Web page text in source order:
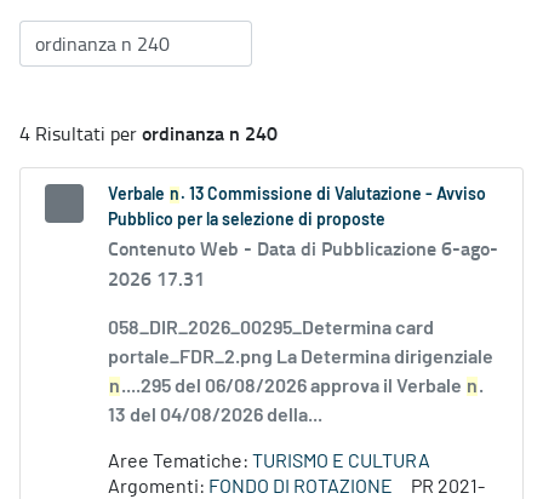
4 Risultati perordinanza n 240
Verbale n . 13 Commissione di Valutazione - Avviso
Pubblico per la selezione di proposte
Contenuto Web - Data di Pubblicazione 6-ago-
2026 17.31
058_DIR_2026_00295_Determina card
portale_FDR_2.png La Determina dirigenziale
n....295 del 06/08/2026 approva il Verbale n.
13 del 04/08/2026 della...
Aree Tematiche: TURISMO E CULTURA
Argomenti: FONDO DI ROTAZIONE
PR 2021-